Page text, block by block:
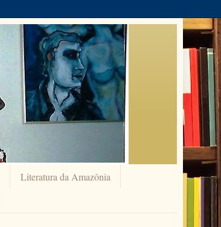
Literatura da Amazônia